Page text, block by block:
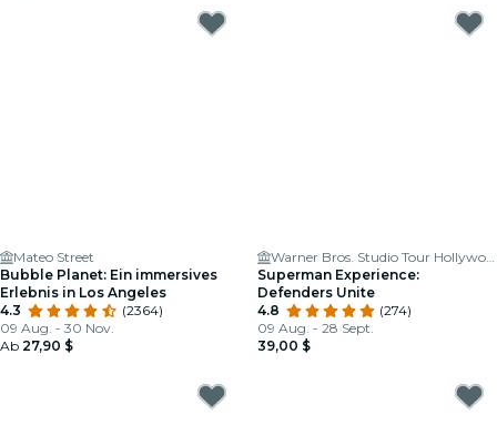
Mateo Street
Bubble Planet: Ein immersives
Erlebnis in Los Angeles
4.3
(2364)
09 Aug. - 30 Nov.
Ab 27,90 $
Warner Bros. Studio Tour Hollywood
Superman Experience:
Defenders Unite
4.8
(274)
09 Aug. - 28 Sept.
39,00 $